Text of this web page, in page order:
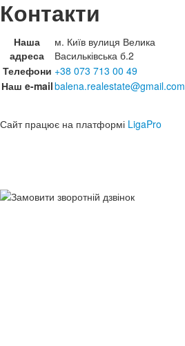
Контакти
Наша
адреса
м. Київ вулиця Велика
Васильківська б.2
Телефони +38 073 713 00 49
Наш e-mailbalena.realestate@gmail.com
Сайт працює на платформі LigaPro